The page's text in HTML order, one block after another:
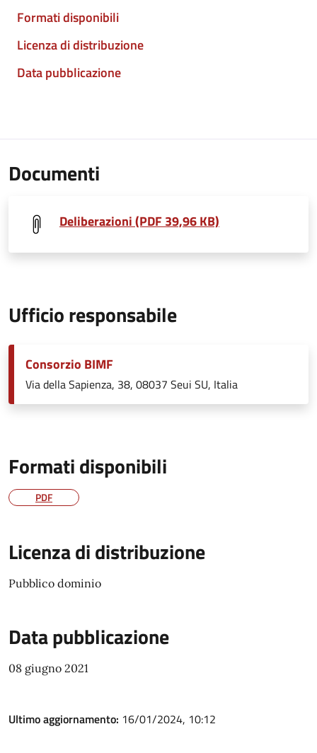
Formati disponibili
Licenza di distribuzione
Data pubblicazione
Documenti
Deliberazioni (PDF 39,96 KB)
Ufficio responsabile
Consorzio BIMF
Via della Sapienza, 38, 08037 Seui SU, Italia
Formati disponibili
PDF
Licenza di distribuzione
Pubblico dominio
Data pubblicazione
08 giugno 2021
Ultimo aggiornamento: 16/01/2024, 10:12